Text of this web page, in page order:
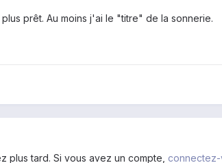
prêt. Au moins j'ai le "titre" de la sonnerie.
plus tard. Si vous avez un compte, connectez-